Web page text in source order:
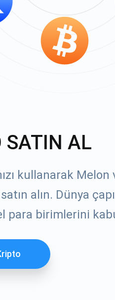
SATIN AL
kullanarak
alın. Dünya
para birimlerini